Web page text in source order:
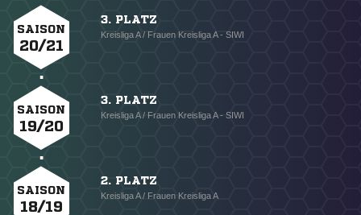
SAISON
20/21
3. PLATZ
Kreisliga A / Frauen Kreisliga A - SIWI
SAISON
19/20
3. PLATZ
Kreisliga A / Frauen Kreisliga A - SIWI
SAISON
18/19
2. PLATZ
Kreisliga A / Frauen Kreisliga A